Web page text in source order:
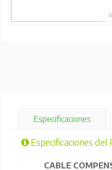
Especificaciones
Especificaciones del
CABLE